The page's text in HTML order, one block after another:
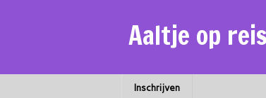
Aaltje op reis
Inschrijven